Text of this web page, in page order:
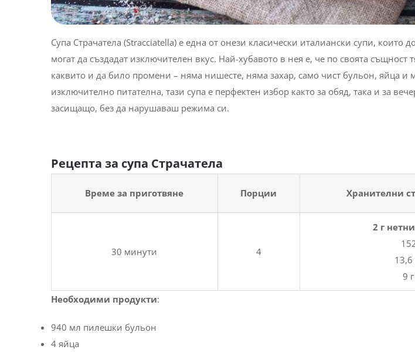
Супа Страчатела (Stracciatella) е една от онези класически италиански супи, които
могат да създадат изключителен вкус. Най-хубавото в нея е, че по своята същност
каквито и да било промени – няма нишесте, няма захар, само чист бульон, яйца и
изключително питателна, тази супа е перфектен избор както за обяд, така и за
засищащо, без да нарушаваш режима си.
Рецепта за супа Страчатела
Време за приготвяне Порции Хранителни
30 минути 4
2 г
13,6
9
Необходими продукти:
940 мл пилешки бульон
4 яйца